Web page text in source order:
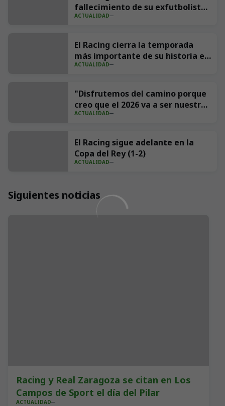
fallecimiento de su exfutbolista
Andrés Parada ‘Suco’
ACTUALIDAD
El Racing cierra la temporada
más importante de su historia en
redes con 539 millones de
ACTUALIDAD
"Disfrutemos del camino porque
creo que el 2026 va a ser nuestro
año"
ACTUALIDAD
El Racing sigue adelante en la
Copa del Rey (1-2)
ACTUALIDAD
Siguientes noticias
Racing y Real Zaragoza se citan en Los
Campos de Sport el día del Pilar
ACTUALIDAD